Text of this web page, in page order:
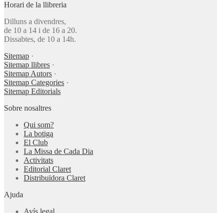
Horari de la llibreria
Dilluns a divendres,
de 10 a 14 i de 16 a 20.
Dissabtes, de 10 a 14h.
Sitemap ·
Sitemap llibres ·
Sitemap Autors ·
Sitemap Categories ·
Sitemap Editorials
Sobre nosaltres
Qui som?
La botiga
El Club
La Missa de Cada Dia
Activitats
Editorial Claret
Distribuïdora Claret
Ajuda
Avís legal